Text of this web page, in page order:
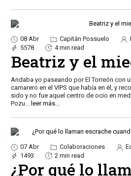
08 Abr Capitán Possuelo
5578
4 min read
Beatriz y el
Andaba yo paseando por El Torreón con
camarero en el VIPS que había en él, y
sido y no fue aquel centro de ocio en
Pozu... leer más...
07 Abr Colaboraciones
1493
2 min read
¿Por qué lo